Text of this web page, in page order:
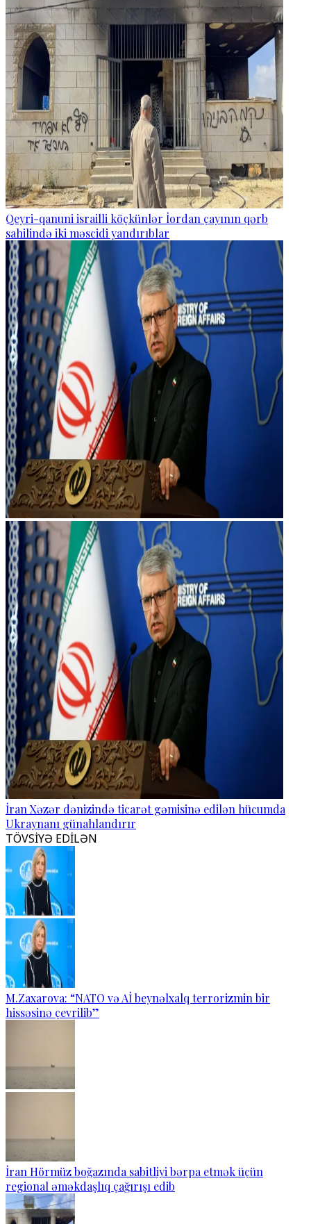
Qeyri-qanuni israilli köçkünlər İordan çayının qərb
sahilində iki məscidi yandırıblar
İran Xəzər dənizində ticarət gəmisinə edilən hücumda
Ukraynanı günahlandırır
TÖVSİYƏ EDİLƏN
M.Zaxarova: “NATO və Aİ beynəlxalq terrorizmin bir
hissəsinə çevrilib”
İran Hörmüz boğazında sabitliyi bərpa etmək üçün
regional əməkdaşlıq çağırışı edib